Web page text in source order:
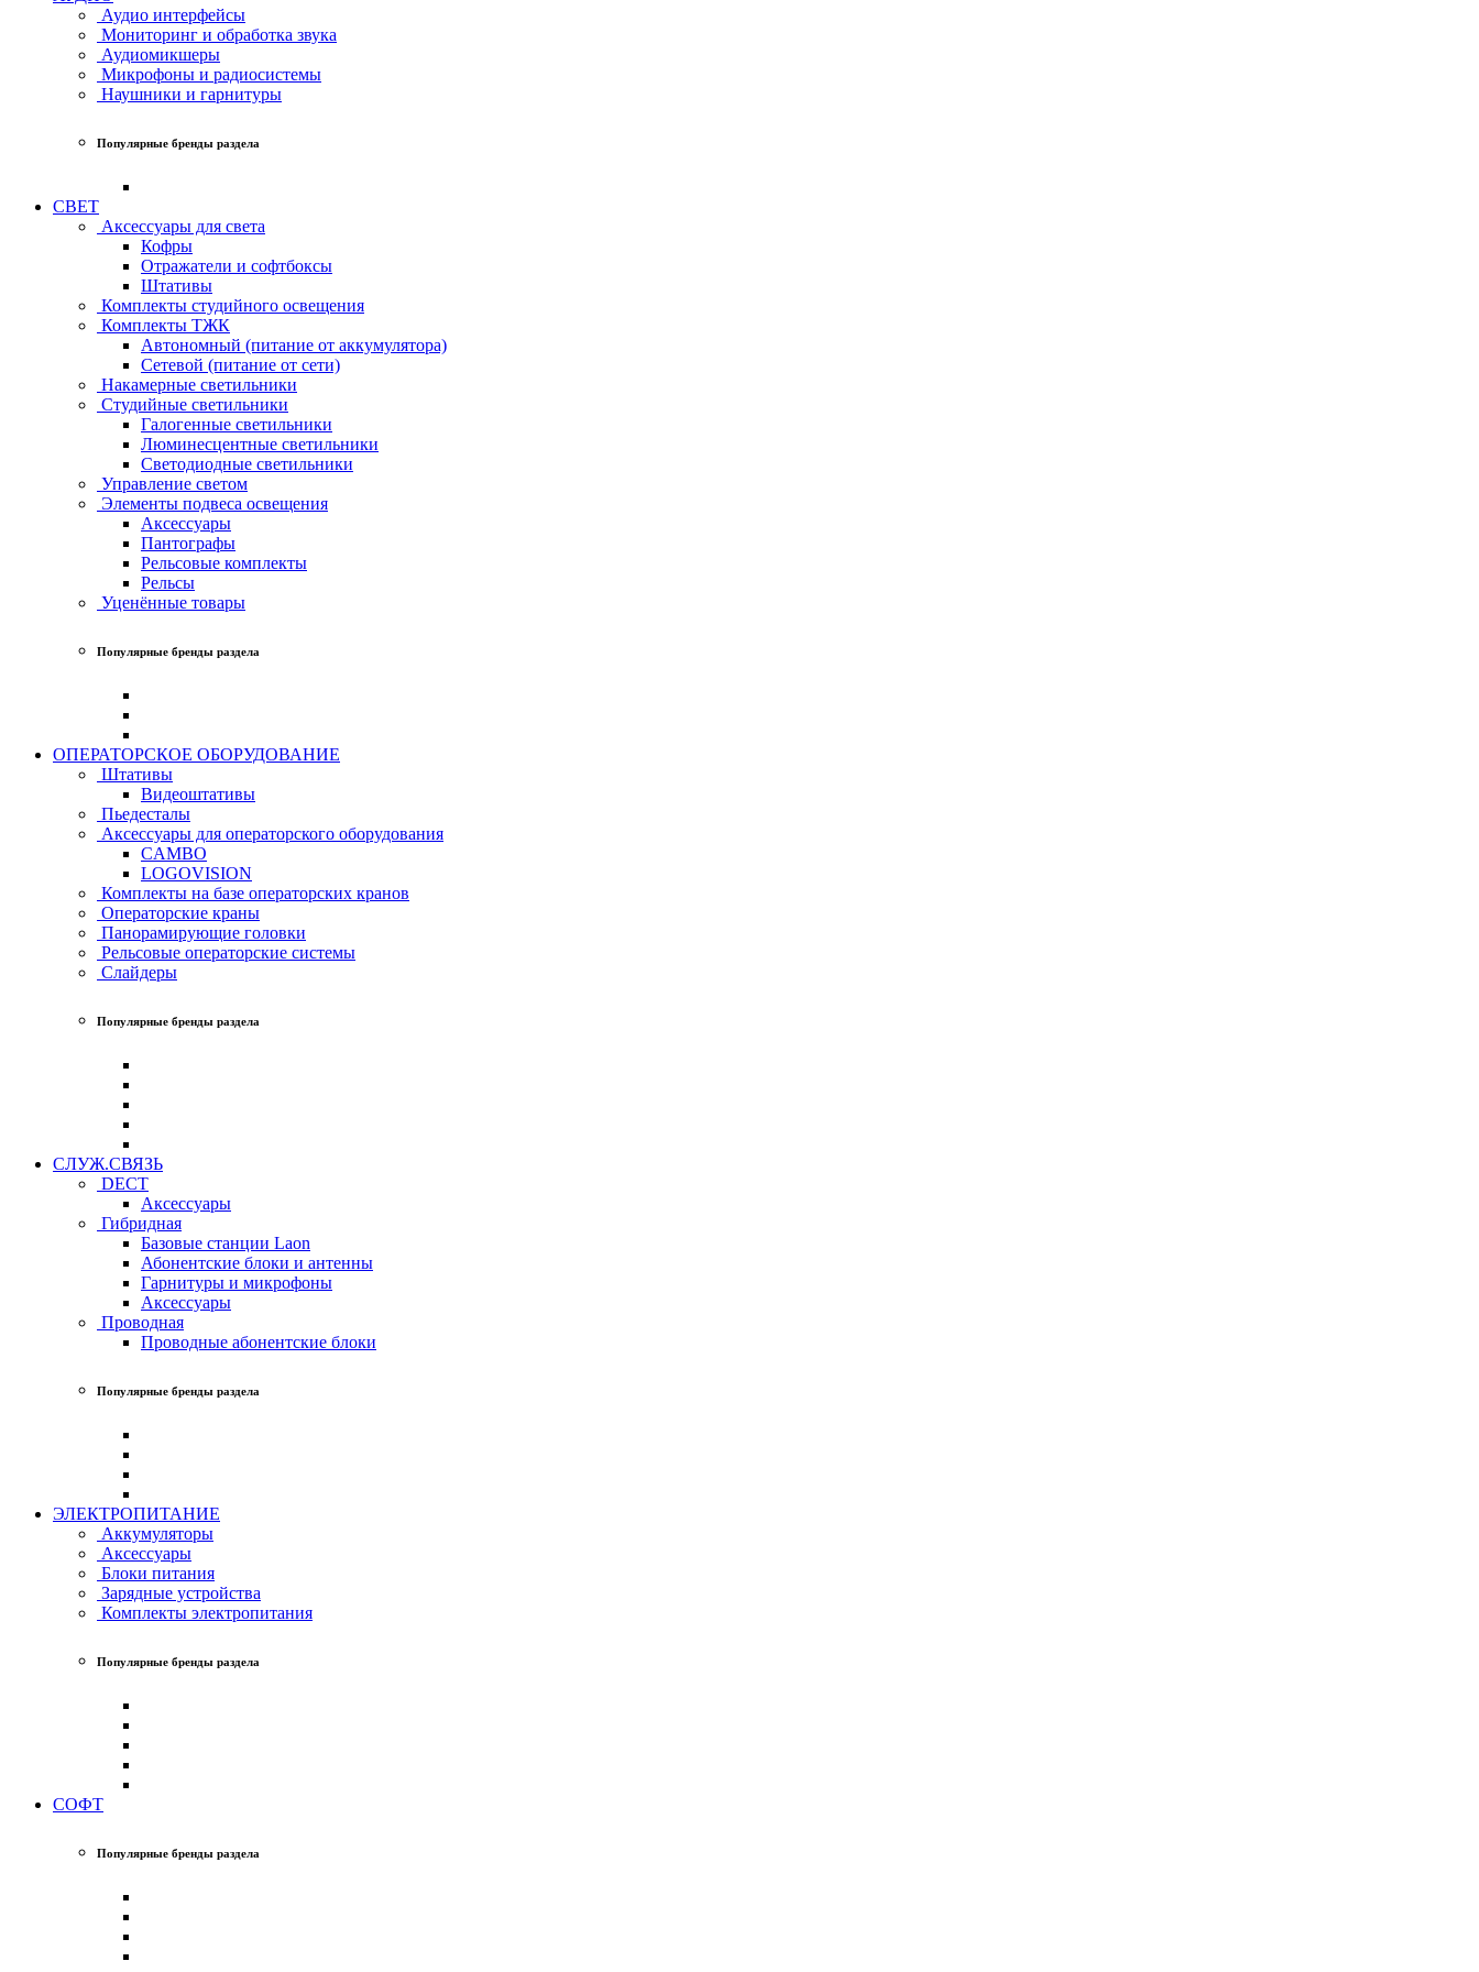
Аудио интерфейсы
Мониторинг и обработка звука
Аудиомикшеры
Микрофоны и радиосистемы
Наушники и гарнитуры
Популярные бренды раздела
СВЕТ
Аксессуары для света
Кофры
Отражатели и софтбоксы
Штативы
Комплекты студийного освещения
Комплекты ТЖК
Автономный (питание от аккумулятора)
Сетевой (питание от сети)
Накамерные светильники
Студийные светильники
Галогенные светильники
Люминесцентные светильники
Светодиодные светильники
Управление светом
Элементы подвеса освещения
Аксессуары
Пантографы
Рельсовые комплекты
Рельсы
Уценённые товары
Популярные бренды раздела
ОПЕРАТОРСКОЕ ОБОРУДОВАНИЕ
Штативы
Видеоштативы
Пьедесталы
Аксессуары для операторского оборудования
CAMBO
LOGOVISION
Комплекты на базе операторских кранов
Операторские краны
Панорамирующие головки
Рельсовые операторские системы
Слайдеры
Популярные бренды раздела
СЛУЖ.СВЯЗЬ
DECT
Аксессуары
Гибридная
Базовые станции Laon
Абонентские блоки и антенны
Гарнитуры и микрофоны
Аксессуары
Проводная
Проводные абонентские блоки
Популярные бренды раздела
ЭЛЕКТРОПИТАНИЕ
Аккумуляторы
Аксессуары
Блоки питания
Зарядные устройства
Комплекты электропитания
Популярные бренды раздела
СОФТ
Популярные бренды раздела